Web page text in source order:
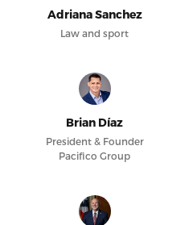
Adriana Sanchez
Law and sport
Brian Díaz
President & Founder
Pacifico Group